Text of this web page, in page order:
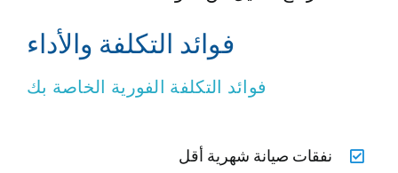
فوائد التكلفة والأداء
فوائد التكلفة الفورية الخاصة بك
نفقات صيانة شهرية أقل